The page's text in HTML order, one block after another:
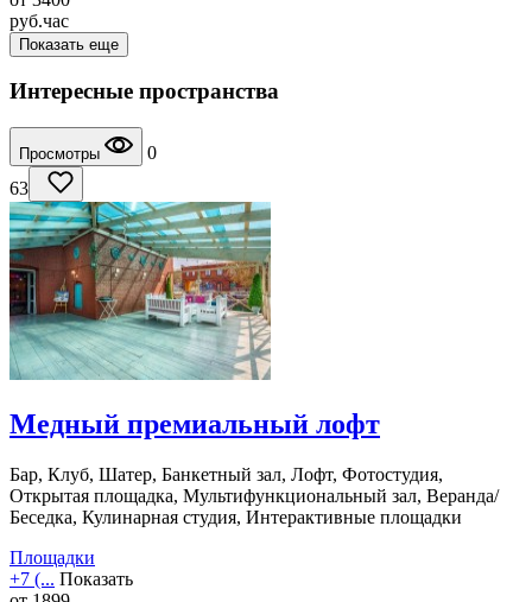
руб.час
Показать еще
Интересные пространства
Просмотры
0
63
Медный премиальный лофт
Бар, Клуб, Шатер, Банкетный зал, Лофт, Фотостудия,
Открытая площадка, Мультифункциональный зал, Веранда/
Беседка, Кулинарная студия, Интерактивные площадки
Площадки
+7 (... Показать